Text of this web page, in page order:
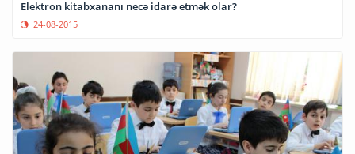
Elektron kitabxananı necə idarə etmək olar?
24-08-2015